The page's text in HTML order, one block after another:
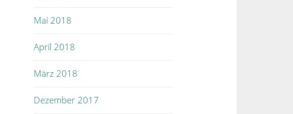
Mai 2018
April 2018
März 2018
Dezember 2017